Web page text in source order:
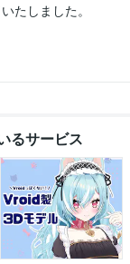
たしました。
るサービス